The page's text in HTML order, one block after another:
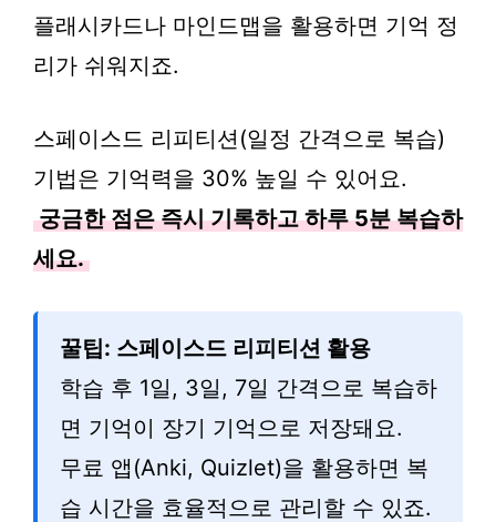
플래시카드나 마인드맵을 활용하면 기억 정
리가 쉬워지죠.
스페이스드 리피티션(일정 간격으로 복습)
기법은 기억력을 30% 높일 수 있어요.
궁금한 점은 즉시 기록하고 하루 5분 복습하
세요.
꿀팁: 스페이스드 리피티션 활용
학습 후 1일, 3일, 7일 간격으로 복습하
면 기억이 장기 기억으로 저장돼요.
무료 앱(Anki, Quizlet)을 활용하면 복
습 시간을 효율적으로 관리할 수 있죠.